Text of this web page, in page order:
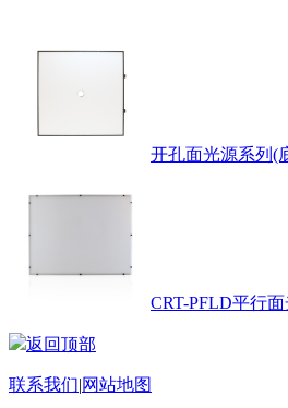
开孔面光源系列(
CRT-PFLD平行面
返回顶部
联系我们|网站地图